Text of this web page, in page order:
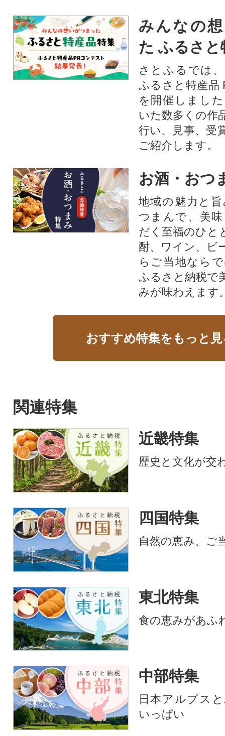
みんなの
た ふるさと
さとふるでは
ふるさと特産品
を開催しまし
いた数多くの作
行い、見事、受
ご紹介します。
お酒・おつ
地域の魅力と
つまんで、美
だく至福のひと
酎、ワイン、ビ
らご当地なら
ふるさと納税で
みが味わえます
おすすめ特集をもっと
関連特集
近畿特集
歴史と文化が交
四国特集
自然の恵み、ご
東北特集
食の恵みがあふ
中部特集
日本アルプス
いっぱい